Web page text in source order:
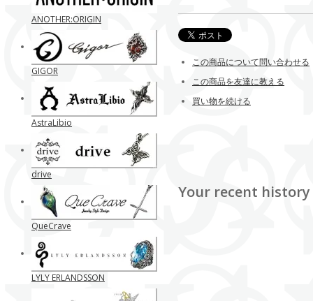
この商品について問い合わせる
この商品を友達に教える
買い物を続ける
Your recent history
ANOTHER:ORIGIN
GIGOR
AstraLibio
drive
QueCrave
LYLY ERLANDSSON